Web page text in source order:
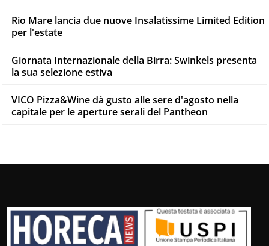
Rio Mare lancia due nuove Insalatissime Limited Edition
per l'estate
Giornata Internazionale della Birra: Swinkels presenta
la sua selezione estiva
VICO Pizza&Wine dà gusto alle sere d'agosto nella
capitale per le aperture serali del Pantheon